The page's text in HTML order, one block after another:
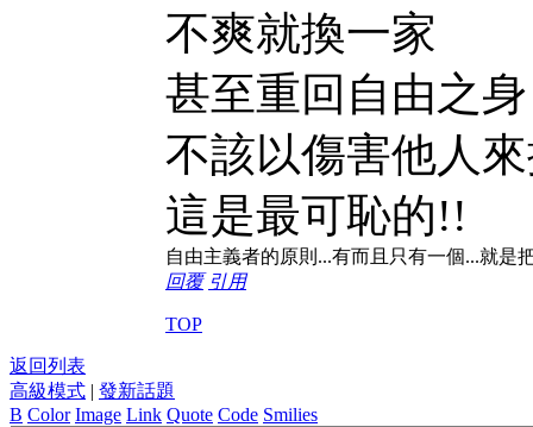
不爽就換一家
甚至重回自由之身
不該以傷害他人
這是最可恥的!!
自由主義者的原則...有而且只有一個...就是
回覆 引用
TOP
返回列表
高級模式 | 發新話題
B Color Image Link Quote Code Smilies